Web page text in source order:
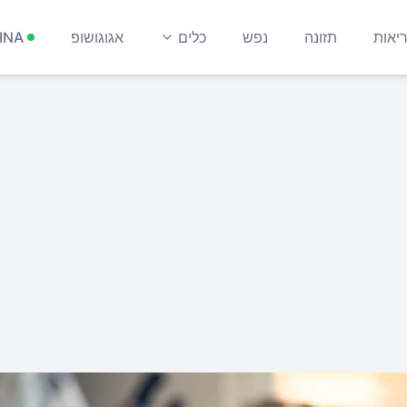
תזונה נפש כלים אגוגושופ